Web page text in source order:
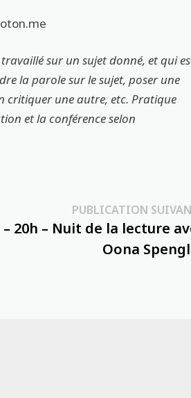
sur un sujet donné, et qui
la parole sur le sujet, poser une
critiquer une autre, etc. Pratique
et la conférence selon
PUBLICATION
20h – Nuit de la lecture
Oona